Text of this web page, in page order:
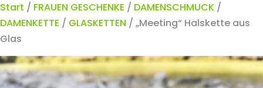
Start / FRAUEN GESCHENKE / DAMENSCHMUCK /
DAMENKETTE / GLASKETTEN / „Meeting“ Halskette aus
Glas